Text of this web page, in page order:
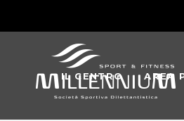
IL CENTRO AREA